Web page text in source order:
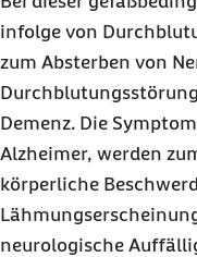
infolge von
zum Absterben von
Demenz. Die
Alzheimer, werden
körperliche
neurologische